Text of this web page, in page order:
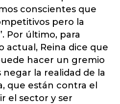
conscientes que
pero la
Por último, para
actual, Reina dice que
hacer un gremio
negar la realidad de la
que están contra el
el sector y ser